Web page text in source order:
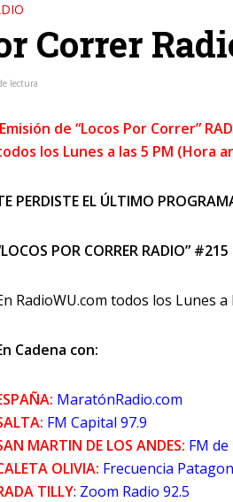
Correr
lectura
Emisión de “Locos Por Correr”
los Lunes a las 5 PM (Hora
PERDISTE EL ÚLTIMO
POR CORRER RADIO” #215
RadioWU.com todos los Lunes
Cadena con:
MaratónRadio.com
FM Capital 97.9
MARTIN DE LOS ANDES: FM
OLIVIA: Frecuencia
TILLY: Zoom Radio 92.5